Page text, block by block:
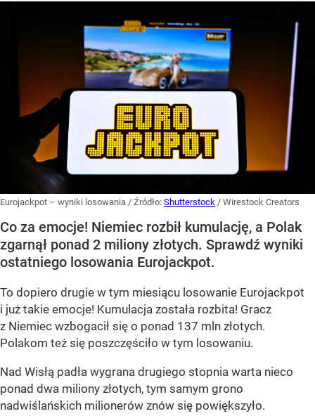
Eurojackpot – wyniki losowania / Źródło: Shutterstock / Wirestock Creators
Co za emocje! Niemiec rozbił kumulację, a Polak
zgarnął ponad 2 miliony złotych. Sprawdź wyniki
ostatniego losowania Eurojackpot.
To dopiero drugie w tym miesiącu losowanie Eurojackpot
i już takie emocje! Kumulacja została rozbita! Gracz
z Niemiec wzbogacił się o ponad 137 mln złotych.
Polakom też się poszczęściło w tym losowaniu.
Nad Wisłą padła wygrana drugiego stopnia warta nieco
ponad dwa miliony złotych, tym samym grono
nadwiślańskich milionerów znów się powiększyło.